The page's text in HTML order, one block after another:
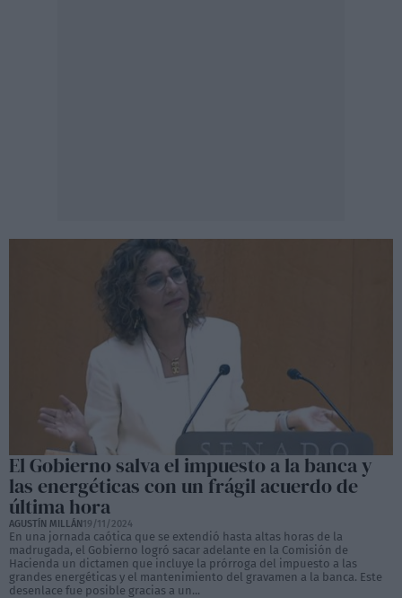
El Gobierno salva el impuesto a la banca y
las energéticas con un frágil acuerdo de
última hora
AGUSTÍN MILLÁN19/11/2024
En una jornada caótica que se extendió hasta altas horas de la
madrugada, el Gobierno logró sacar adelante en la Comisión de
Hacienda un dictamen que incluye la prórroga del impuesto a las
grandes energéticas y el mantenimiento del gravamen a la banca. Este
desenlace fue posible gracias a un...